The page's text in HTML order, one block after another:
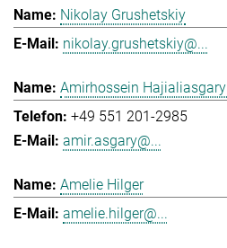
Nikolay Grushetskiy
nikolay.grushetskiy@...
Amirhossein
+49 551 201-2985
amir.asgary@...
Amelie Hilger
amelie.hilger@...